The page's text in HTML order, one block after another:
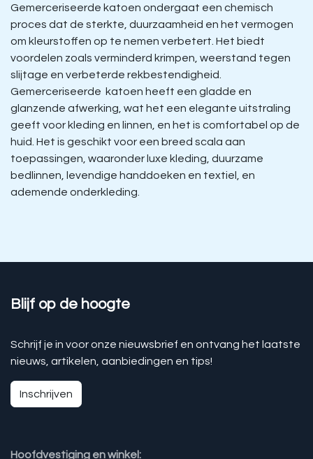
Gemerceriseerde katoen ondergaat een chemisch
proces dat de sterkte, duurzaamheid en het vermogen
om kleurstoffen op te nemen verbetert. Het biedt
voordelen zoals verminderd krimpen, weerstand tegen
slijtage en verbeterde rekbestendigheid.
Gemerceriseerde katoen heeft een gladde en
glanzende afwerking, wat het een elegante uitstraling
geeft voor kleding en linnen, en het is comfortabel op de
huid. Het is geschikt voor een breed scala aan
toepassingen, waaronder luxe kleding, duurzame
bedlinnen, levendige handdoeken en textiel, en
ademende onderkleding.
Blijf op de hoogte
Schrijf je in voor onze nieuwsbrief en ontvang het laatste
nieuws, artikelen, aanbiedingen en tips!
Inschrijven
Hoofdvestiging en winkel: